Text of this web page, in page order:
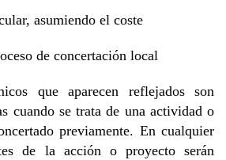
asumiendo el coste
de concertación local
que aparecen reflejados son
cuando se trata de una actividad o
previamente. En cualquier
de la acción o proyecto serán